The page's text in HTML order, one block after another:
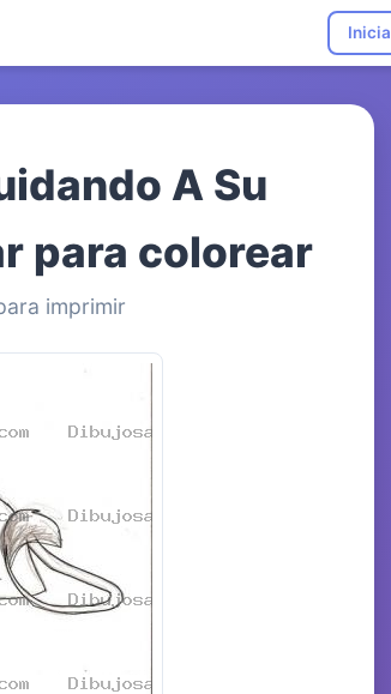
A Su
para colorear
imprimir